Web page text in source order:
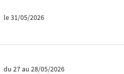
le 31/05/2026
du 27au 28/05/2026